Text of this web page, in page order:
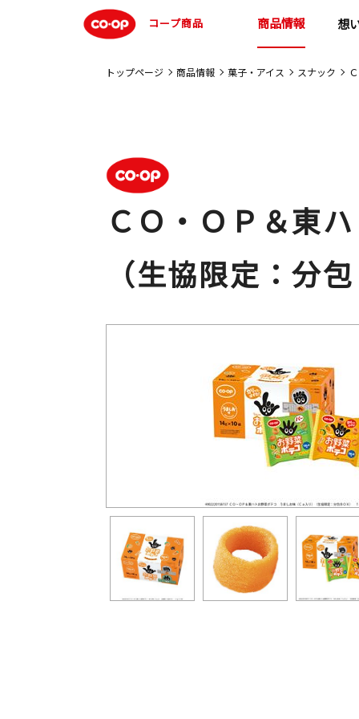
コープ商品 商品情報 想
トップページ 商品情報 菓子・アイス スナック
ＣＯ・ＯＰ＆東
（生協限定：分